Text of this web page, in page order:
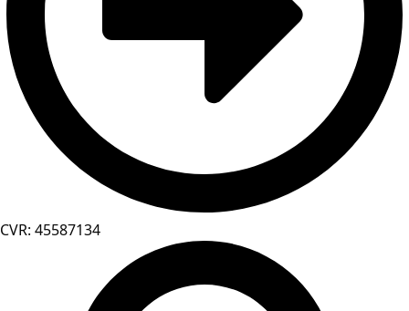
CVR: 45587134